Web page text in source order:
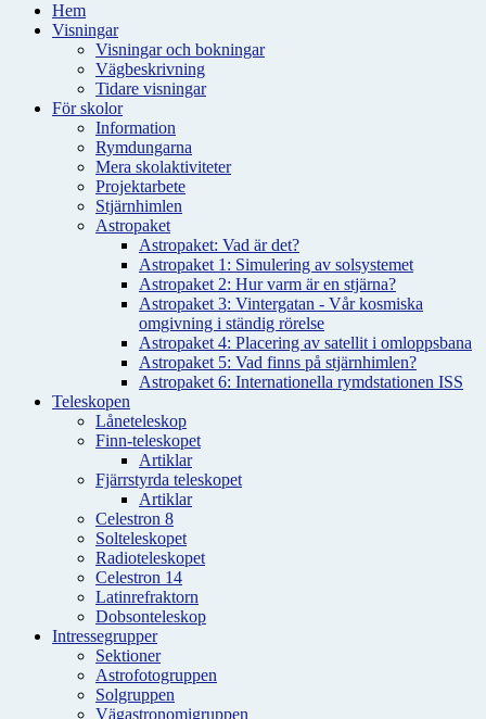
Hem
Visningar
Visningar och bokningar
Vägbeskrivning
Tidare visningar
För skolor
Information
Rymdungarna
Mera skolaktiviteter
Projektarbete
Stjärnhimlen
Astropaket
Astropaket: Vad är det?
Astropaket 1: Simulering av solsystemet
Astropaket 2: Hur varm är en stjärna?
Astropaket 3: Vintergatan - Vår kosmiska
omgivning i ständig rörelse
Astropaket 4: Placering av satellit i omloppsbana
Astropaket 5: Vad finns på stjärnhimlen?
Astropaket 6: Internationella rymdstationen ISS
Teleskopen
Låneteleskop
Finn-teleskopet
Artiklar
Fjärrstyrda teleskopet
Artiklar
Celestron 8
Solteleskopet
Radioteleskopet
Celestron 14
Latinrefraktorn
Dobsonteleskop
Intressegrupper
Sektioner
Astrofotogruppen
Solgruppen
Vägastronomigruppen